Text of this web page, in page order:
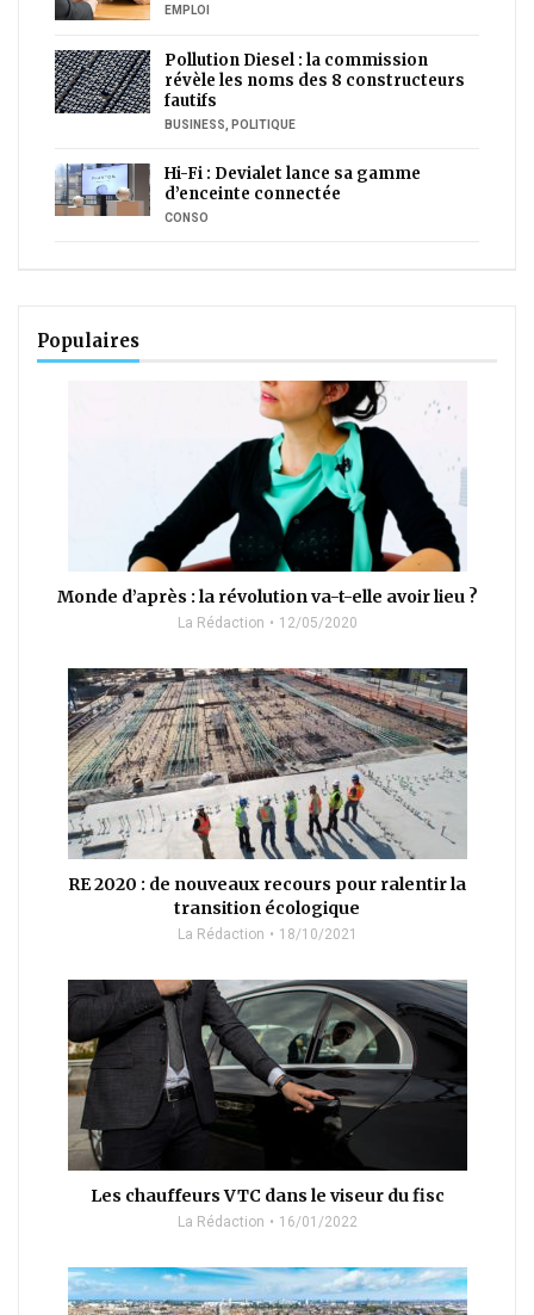
EMPLOI
Pollution Diesel : la commission
révèle les noms des 8 constructeurs
fautifs
BUSINESS POLITIQUE
Hi-Fi : Devialet lance sa gamme
d’enceinte connectée
CONSO
Populaires
Monde d’après : la révolution va-t-elle avoir lieu ?
La Rédaction 12/05/2020
RE 2020 : de nouveaux recours pour ralentir la
transition écologique
La Rédaction 18/10/2021
Les chauffeurs VTC dans le viseur du fisc
La Rédaction 16/01/2022